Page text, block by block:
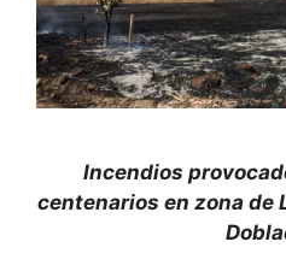
Incendios
centenarios en zona de